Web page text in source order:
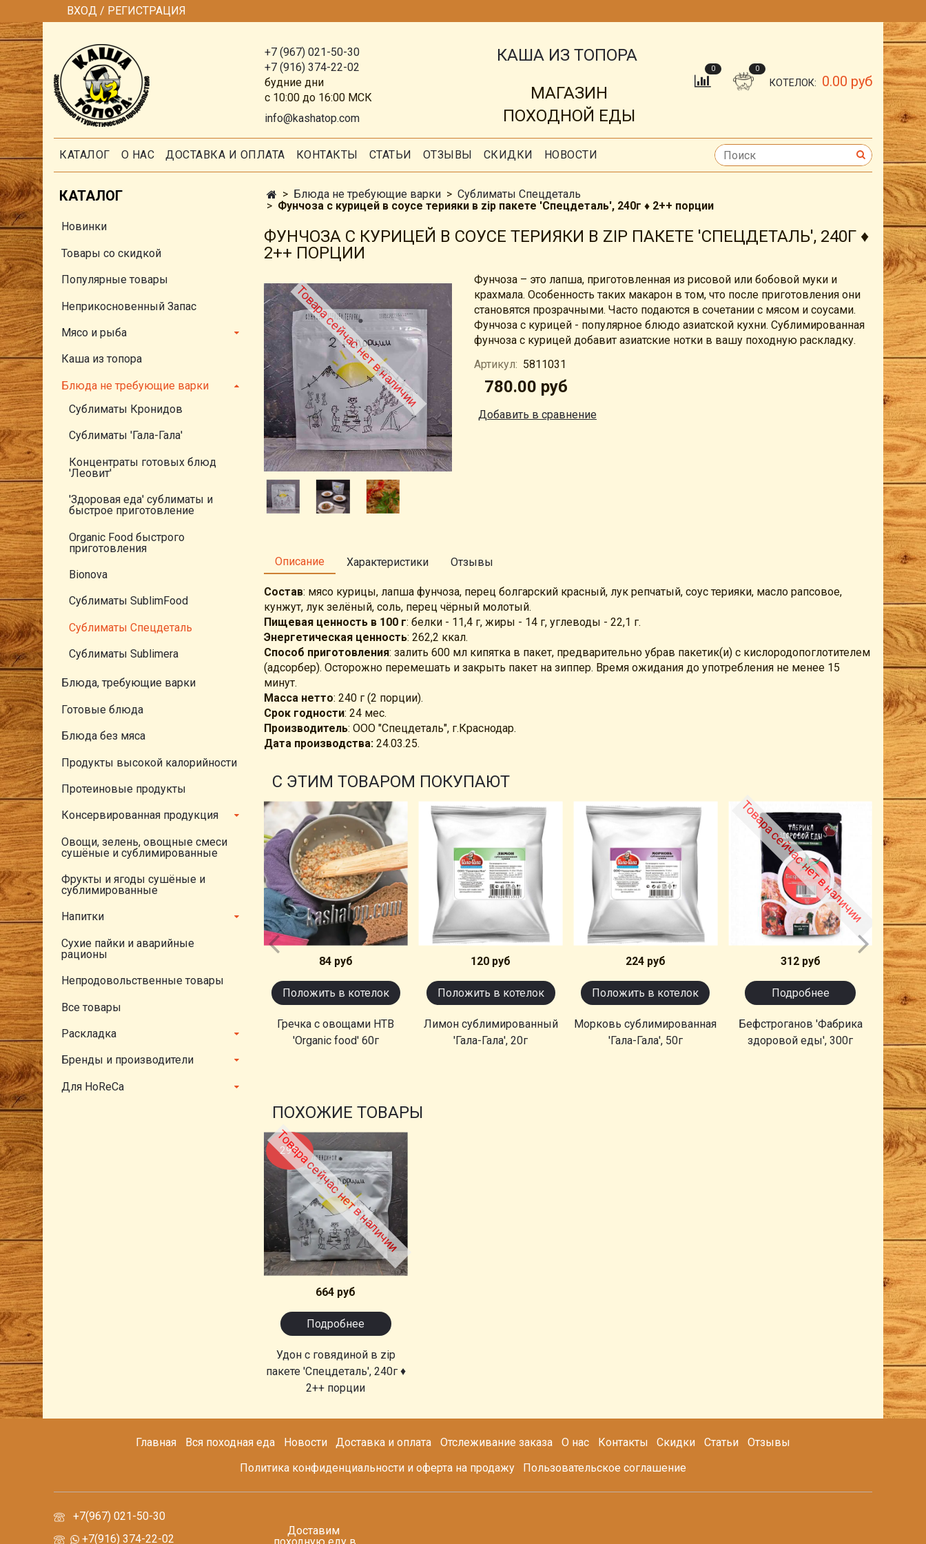
ВХОД / РЕГИСТРАЦИЯ
+7 (967) 021-50-30
+7 (916) 374-22-02
будние дни
с 10:00 до 16:00 МСК
info@kashatop.com
КАША ИЗ ТОПОРА
МАГАЗИН
ПОХОДНОЙ ЕДЫ
0 0
КОТЕЛОК: 0.00 руб
КАТАЛОГ О НАС ДОСТАВКА И ОПЛАТА КОНТАКТЫ СТАТЬИ ОТЗЫВЫ СКИДКИ НОВОСТИ
Блюда не требующие варки
Сублиматы Спецдеталь
Фунчоза с курицей в соусе терияки в zip пакете 'Спецдеталь', 240г ♦ 2++ порции
ФУНЧОЗА С КУРИЦЕЙ В СОУСЕ ТЕРИЯКИ В ZIP ПАКЕТЕ 'СПЕЦДЕТАЛЬ', 240Г ♦
2++ ПОРЦИИ
Товара сейчас нет в наличии
Фунчоза – это лапша, приготовленная из рисовой или бобовой муки и
крахмала. Особенность таких макарон в том, что после приготовления они
становятся прозрачными. Часто подаются в сочетании с мясом и соусами.
Фунчоза с курицей - популярное блюдо азиатской кухни. Сублимированная
фунчоза с курицей добавит азиатские нотки в вашу походную раскладку.
Артикул: 5811031
780.00 руб
Добавить в сравнение
Описание
Состав: мясо курицы, лапша фунчоза, перец болгарский красный, лук репчатый, соус терияки, масло рапсовое,
кунжут, лук зелёный, соль, перец чёрный молотый.
Пищевая ценность в 100 г: белки - 11,4 г, жиры - 14 г, углеводы - 22,1 г.
Энергетическая ценность: 262,2 ккал.
Способ приготовления: залить 600 мл кипятка в пакет, предварительно убрав пакетик(и) с кислородопоглотителем
(адсорбер). Осторожно перемешать и закрыть пакет на зиппер. Время ожидания до употребления не менее 15
минут.
Масса нетто: 240 г (2 порции).
Срок годности: 24 мес.
Производитель: ООО "Спецдеталь", г.Краснодар.
Дата производства: 24.03.25.
Характеристики Отзывы
С ЭТИМ ТОВАРОМ ПОКУПАЮТ
84 руб
Положить в котелок
Гречка с овощами НТВ
'Organic food' 60г
120 руб
Положить в котелок
Лимон сублимированный
'Гала-Гала', 20г
224 руб
Положить в котелок
Морковь сублимированная
'Гала-Гала', 50г
Товара сейчас нет в наличии
312 руб
Подробнее
Бефстроганов 'Фабрика
здоровой еды', 300г
ПОХОЖИЕ ТОВАРЫ
29%
Товара сейчас нет в наличии
664 руб
Подробнее
Удон с говядиной в zip
пакете 'Спецдеталь', 240г ♦
2++ порции
КАТАЛОГ
Новинки
Товары со скидкой
Популярные товары
Неприкосновенный Запас
Мясо и рыба
Каша из топора
Блюда не требующие варки
Сублиматы Кронидов
Сублиматы 'Гала-Гала'
Концентраты готовых блюд
'Леовит'
'Здоровая еда' сублиматы и
быстрое приготовление
Organic Food быстрого
приготовления
Bionova
Сублиматы SublimFood
Сублиматы Спецдеталь
Сублиматы Sublimera
Блюда, требующие варки
Готовые блюда
Блюда без мяса
Продукты высокой калорийности
Протеиновые продукты
Консервированная продукция
Овощи, зелень, овощные смеси
сушёные и сублимированные
Фрукты и ягоды сушёные и
сублимированные
Напитки
Сухие пайки и аварийные
рационы
Непродовольственные товары
Все товары
Раскладка
Бренды и производители
Для HoReCa
Главная Вся походная еда Новости Доставка и оплата Отслеживание заказа О нас Контакты Скидки Статьи
Отзывы
Политика конфиденциальности и оферта на продажу
Пользовательское соглашение
+7(967) 021-50-30
+7(916) 374-22-02
Доставим